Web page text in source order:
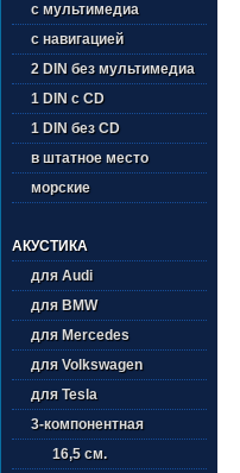
с мультимедиа
с навигацией
2 DIN без мультимедиа
1 DIN с CD
1 DIN без CD
в штатное место
морские
АКУСТИКА
для Audi
для BMW
для Mercedes
для Volkswagen
для Tesla
3-компонентная
16,5 см.